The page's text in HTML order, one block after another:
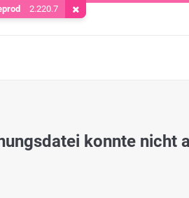
konnte nicht
2.220.7 Cookie entfernen